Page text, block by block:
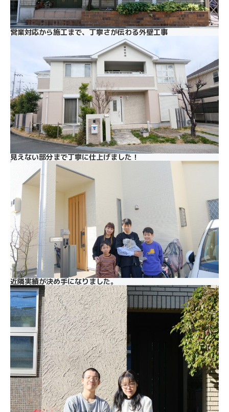
営業対応から施工まで、丁寧さが伝わる外壁工事
見えない部分まで丁寧に仕上げました！
近隣実績が決め手になりました。